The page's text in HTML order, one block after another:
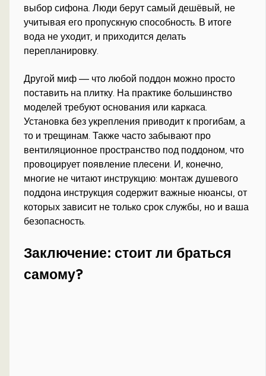
выбор сифона. Люди берут самый дешёвый, не
учитывая его пропускную способность. В итоге
вода не уходит, и приходится делать
перепланировку.
Другой миф — что любой поддон можно просто
поставить на плитку. На практике большинство
моделей требуют основания или каркаса.
Установка без укрепления приводит к прогибам, а
то и трещинам. Также часто забывают про
вентиляционное пространство под поддоном, что
провоцирует появление плесени. И, конечно,
многие не читают инструкцию: монтаж душевого
поддона инструкция содержит важные нюансы, от
которых зависит не только срок службы, но и ваша
безопасность.
Заключение: стоит ли браться
самому?